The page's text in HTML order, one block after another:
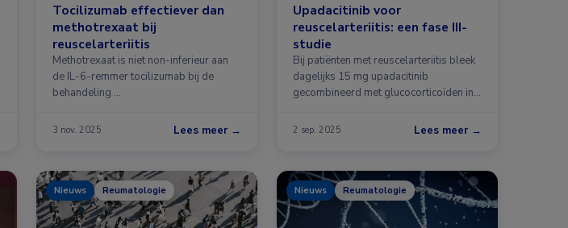
Tocilizumab effectiever dan
methotrexaat bij
reuscelarteriitis
Methotrexaat is niet non-inferieur aan
de IL-6-remmer tocilizumab bij de
behandeling …
3 nov. 2025 Lees meer →
Upadacitinib voor
reuscelarteriitis: een fase III-
studie
Bij patiënten met reuscelarteriitis bleek
dagelijks 15 mg upadacitinib
gecombineerd met glucocorticoïden in
2 sep. 2025 Lees meer →
Nieuws Reumatologie Nieuws Reumatologie